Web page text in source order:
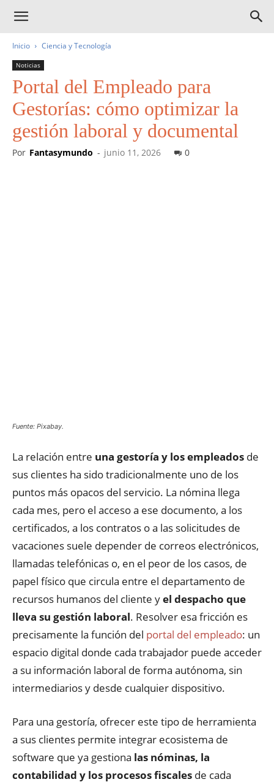
Inicio Ciencia y Tecnología
Noticias
Portal del Empleado para
Gestorías: cómo optimizar la
gestión laboral y documental
Por Fantasymundo - junio 11, 2026 0
Fuente: Pixabay.
La relación entre una gestoría y los empleados de
sus clientes ha sido tradicionalmente uno de los
puntos más opacos del servicio. La nómina llega
cada mes, pero el acceso a ese documento, a los
certificados, a los contratos o a las solicitudes de
vacaciones suele depender de correos electrónicos,
llamadas telefónicas o, en el peor de los casos, de
papel físico que circula entre el departamento de
recursos humanos del cliente yel despacho que
lleva su gestión laboral. Resolver esa fricción es
precisamente la función del portal del empleado: un
espacio digital donde cada trabajador puede acceder
a su información laboral de forma autónoma, sin
intermediarios y desde cualquier dispositivo.
Para una gestoría, ofrecer este tipo de herramienta
a sus clientes permite integrar ecosistema de
software que ya gestiona las nóminas, la
contabilidad y los procesos fiscales de cada